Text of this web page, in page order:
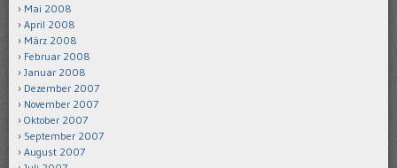
Mai 2008
April 2008
März 2008
Februar 2008
Januar 2008
Dezember 2007
November 2007
Oktober 2007
September 2007
August 2007